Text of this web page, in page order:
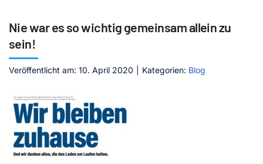
Mediathek
Jetzt abonnieren
Nie war es so wichtig gemeinsam allein zu
sein!
Veröffentlicht am: 10. April 2020 Kategorien: Blog